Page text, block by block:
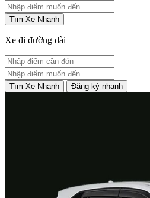
Tìm Xe Nhanh
Xe đi đường dài
Tìm Xe Nhanh Đăng ký nhanh